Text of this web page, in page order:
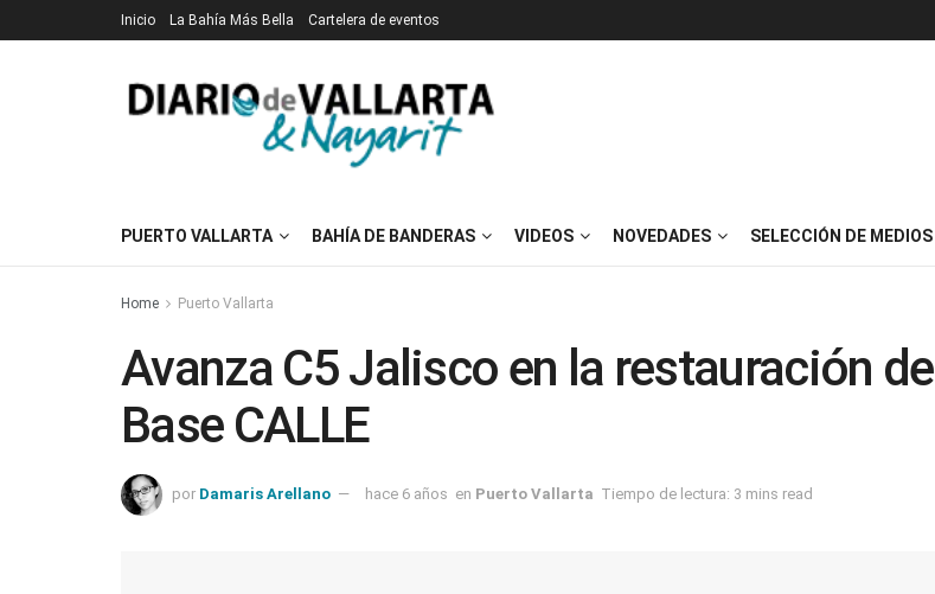
Inicio La Bahía Más Bella Cartelera de eventos
PUERTO VALLARTA BAHÍA DE BANDERAS VIDEOS NOVEDADES SELECCIÓN DE MEDIOS
Home Puerto Vallarta
Avanza C5 Jalisco en la restauración de
Base CALLE
por Damaris Arellano hace 6 años en Puerto Vallarta Tiempo de lectura: 3 mins read